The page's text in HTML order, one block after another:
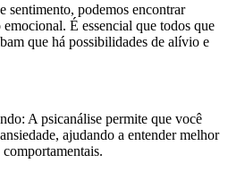
sentimento, podemos encontrar
É essencial que todos que
que há possibilidades de alívio e
A psicanálise permite que você
ajudando a entender melhor